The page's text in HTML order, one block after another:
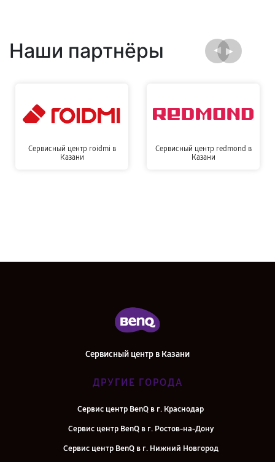
Наши партнёры
Сервисный центр roidmi в
Казани
Сервисный центр redmond в
Казани
Сервисный центр в Казани
ДРУГИЕ ГОРОДА
Сервис центр BenQ в г. Краснодар
Сервис центр BenQ в г. Ростов-на-Дону
Сервис центр BenQ в г. Нижний Новгород